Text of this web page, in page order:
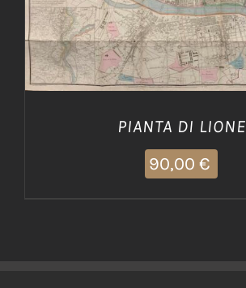
PIANTA DI LIONE
90,00 €